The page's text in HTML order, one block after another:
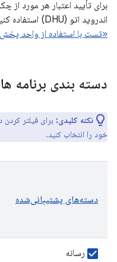
برای تأیید اعتبار هر مورد
اندروید اتو (DHU) استفاده کنید. برای اطلاعات بیشتر، به
«تست با استفاده از واحد
دسته بندی برنامه ها
نکته کلیدی: برای فیلتر
خود را انتخاب کنید.
دسته‌های پشتیبانی‌شده
رسانه